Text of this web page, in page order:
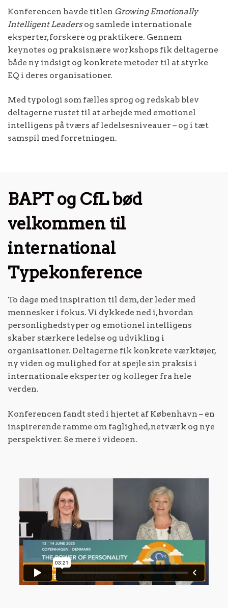
Konferencen havde titlen Growing Emotionally
Intelligent Leadersog samlede internationale
eksperter, forskere og praktikere. Gennem
keynotes og praksisnære workshops fik deltagerne
både ny indsigt og konkrete metoder til at styrke
EQ i deres organisationer.
Med typologi som fælles sprog og redskab blev
deltagerne rustet til at arbejde med emotionel
intelligens på tværs af ledelsesniveauer – og i tæt
samspil med forretningen.
BAPT og CfL bød
velkommen til
international
Typekonference
To dage med inspiration til dem, der leder med
mennesker i fokus. Vi dykkede ned i, hvordan
personlighedstyper og emotionel intelligens
skaber stærkere ledelse og udvikling i
organisationer. Deltagerne fik konkrete værktøjer,
ny viden og mulighed for at spejle sin praksis i
internationale eksperter og kolleger fra hele
verden.
Konferencen fandt sted i hjertet af København – en
inspirerende ramme om faglighed, netværk og nye
perspektiver. Se mere i videoen.